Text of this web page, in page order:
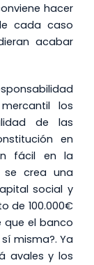
hacer
cada caso
acabar
los
de las
en
fácil en la
crea una
social y
de 100.000€
que el banco
misma?. Ya
avales y los